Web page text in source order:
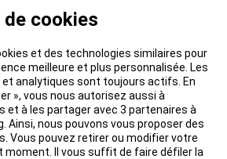
cookies
et des technologies similaires pour
meilleure et plus personnalisée. Les
analytiques sont toujours actifs. En
», vous nous autorisez aussi à
et à les partager avec 3 partenaires à
Ainsi, nous pouvons vous proposer des
Vous pouvez retirer ou modifier votre
Il vous suffit de faire défiler la